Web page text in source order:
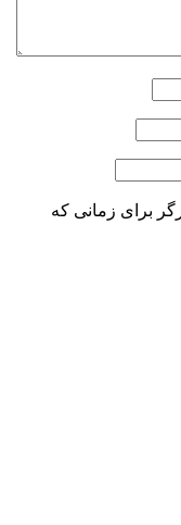
برای زمانی که